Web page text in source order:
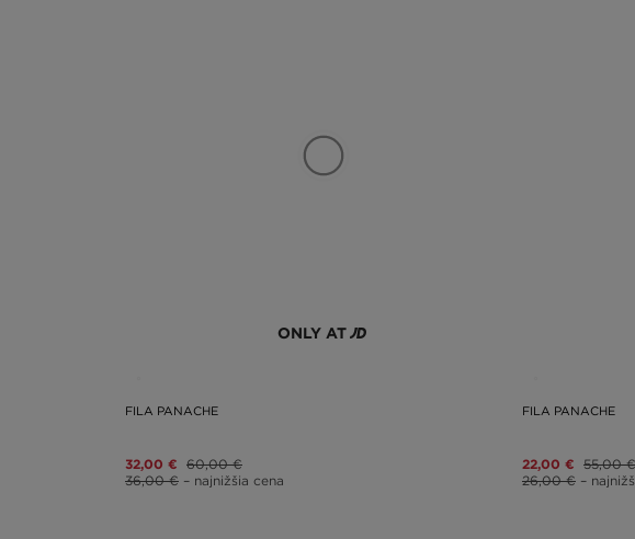
ONLY AT
FILA PANACHE
32,00 € 60,00 €
36,00 € – najnižšia cena
FILA PANACHE
22,00 € 55,00 €
26,00 € –